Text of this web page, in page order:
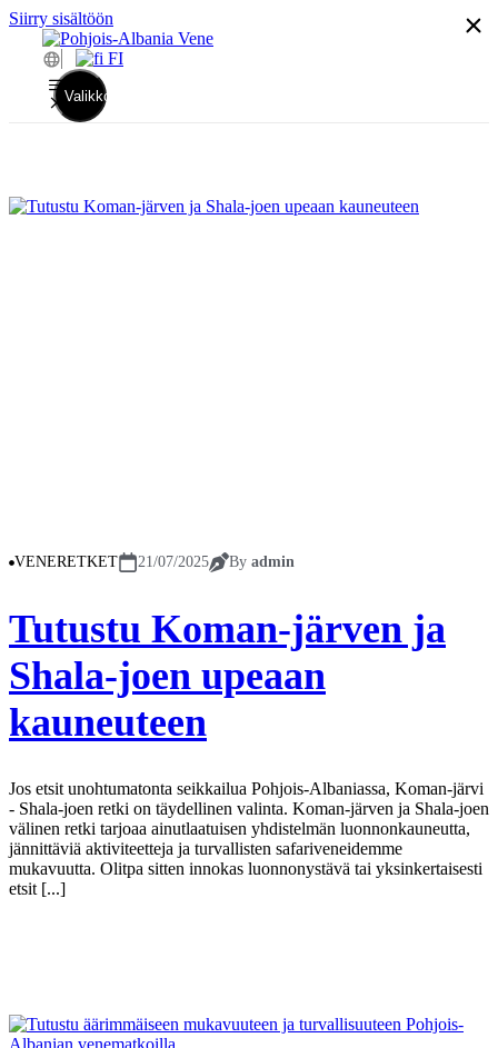
Siirry sisältöön
FI
Valikko
VENERETKET 21/07/2025 By admin
Tutustu Koman-järven ja
Shala-joen upeaan
kauneuteen
Jos etsit unohtumatonta seikkailua Pohjois-Albaniassa, Koman-järvi
- Shala-joen retki on täydellinen valinta. Koman-järven ja Shala-joen
välinen retki tarjoaa ainutlaatuisen yhdistelmän luonnonkauneutta,
jännittäviä aktiviteetteja ja turvallisten safariveneidemme
mukavuutta. Olitpa sitten innokas luonnonystävä tai yksinkertaisesti
etsit [...]